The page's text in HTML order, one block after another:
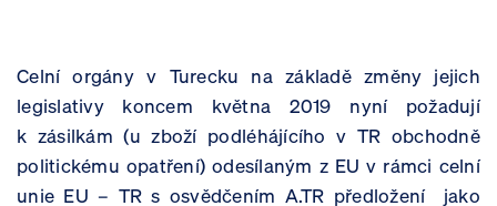
Celní orgány v Turecku na základě změny jejich
legislativy koncem května 2019 nyní požadují
k zásilkám (u zboží podléhájícího v TR obchodně
politickému opatření) odesílaným z EU v rámci celní
unie EU – TR s osvědčením A.TR předložení jako